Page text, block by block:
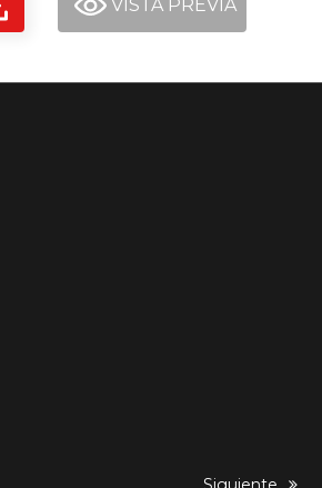
VISTA PREVIA